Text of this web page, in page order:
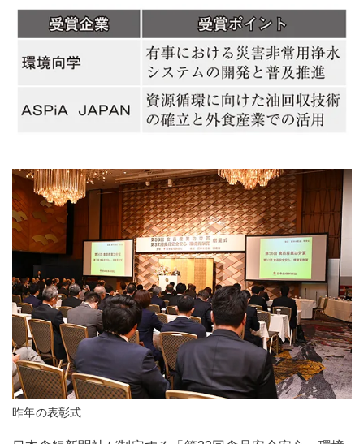
昨年の表彰式